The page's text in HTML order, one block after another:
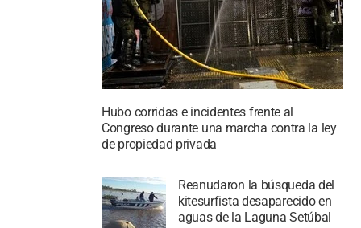
Hubo corridas e incidentes frente al
Congreso durante una marcha contra la ley
de propiedad privada
Reanudaron la búsqueda del
kitesurfista desaparecido en
aguas de la Laguna Setúbal